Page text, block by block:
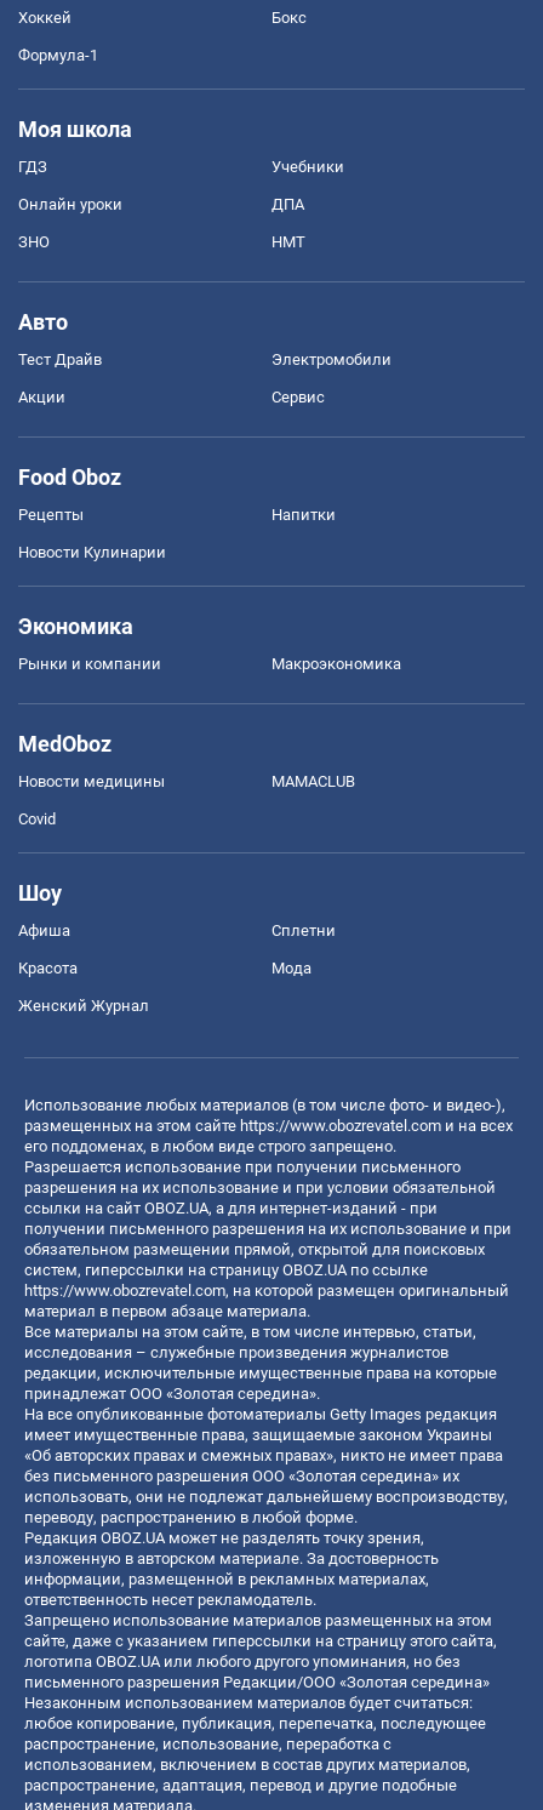
Хоккей Бокс
Формула-1
Моя школа
ГДЗ Учебники
Онлайн уроки ДПА
ЗНО НМТ
Авто
Тест Драйв Электромобили
Акции Сервис
Food Oboz
Рецепты Напитки
Новости Кулинарии
Экономика
Рынки и компании Mакроэкономика
MedOboz
Новости медицины MAMACLUB
Covid
Шоу
Афиша Сплетни
Красота Мода
Женский Журнал
Использование любых материалов (в том числе фото- и видео-),
размещенных на этом сайте https://www.obozrevatel.com и на всех
его поддоменах, в любом виде строго запрещено.
Разрешается использование при получении письменного
разрешения на их использование и при условии обязательной
ссылки на сайт OBOZ.UA, а для интернет-изданий - при
получении письменного разрешения на их использование и при
обязательном размещении прямой, открытой для поисковых
систем, гиперссылки на страницу OBOZ.UA по ссылке
https://www.obozrevatel.com, на которой размещен оригинальный
материал в первом абзаце материала.
Все материалы на этом сайте, в том числе интервью, статьи,
исследования – служебные произведения журналистов
редакции, исключительные имущественные права на которые
принадлежат ООО «Золотая середина».
На все опубликованные фотоматериалы Getty Images редакция
имеет имущественные права, защищаемые законом Украины
«Об авторских правах и смежных правах», никто не имеет права
без письменного разрешения ООО «Золотая середина» их
использовать, они не подлежат дальнейшему воспроизводству,
переводу, распространению в любой форме.
Редакция OBOZ.UA может не разделять точку зрения,
изложенную в авторском материале. За достоверность
информации, размещенной в рекламных материалах,
ответственность несет рекламодатель.
Запрещено использование материалов размещенных на этом
сайте, даже с указанием гиперссылки на страницу этого сайта,
логотипа OBOZ.UA или любого другого упоминания, но без
письменного разрешения Редакции/ООО «Золотая середина»
Незаконным использованием материалов будет считаться:
любое копирование, публикация, перепечатка, последующее
распространение, использование, переработка с
использованием, включением в состав других материалов,
распространение, адаптация, перевод и другие подобные
изменения материала.